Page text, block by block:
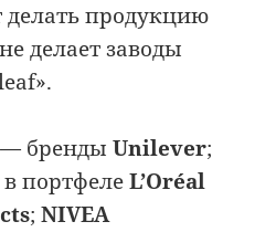
продукцию
делает заводы
— брендыUnilever;
портфелеL’Oréal
;NIVEA